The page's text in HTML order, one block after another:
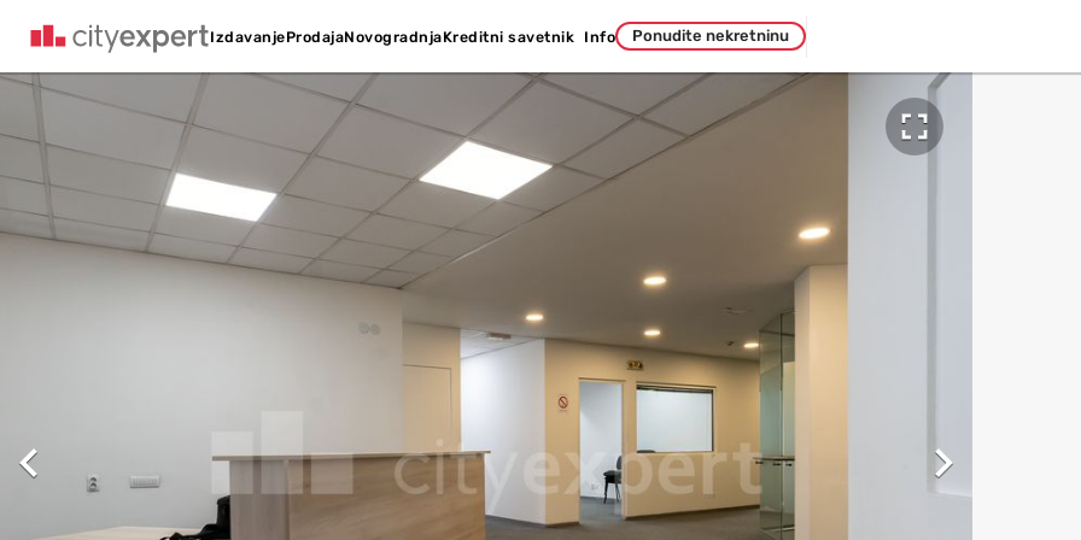
IzdavanjeProdajaNovogradnjaKreditni savetnik Info Ponudite nekretninu
 
